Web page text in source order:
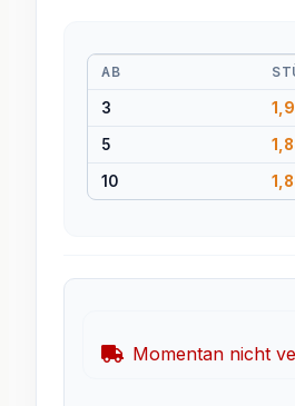
AB
3
5
10
Momentan nicht